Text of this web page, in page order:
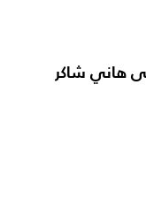
هاني شاكر